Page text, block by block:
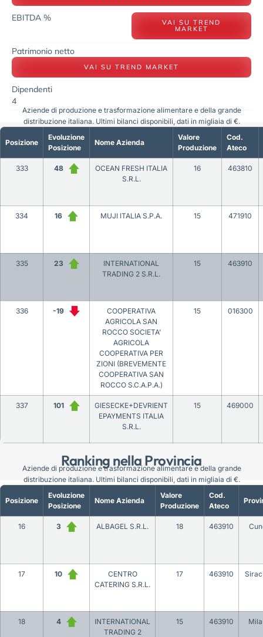
EBITDA % VAI SU TREND
MARKET
Patrimonio netto
VAI SU TREND MARKET
Dipendenti
4
Ranking nella Provincia
Posizione
Evoluzione
Posizione
Nome Azienda
Valore
Produzione
Cod.
Ateco
333 48
OCEAN FRESH ITALIA
S.R.L.
16 463810
334 16 MUJI ITALIA S.P.A. 15 471910
335 23
INTERNATIONAL
TRADING 2 S.R.L.
15 463910
336 -19
COOPERATIVA
AGRICOLA SAN
ROCCO SOCIETA’
AGRICOLA
COOPERATIVA PER
ZIONI (BREVEMENTE
COOPERATIVA SAN
ROCCO S.C.A.P.A.)
15 016300
337 101
GIESECKE+DEVRIENT
EPAYMENTS ITALIA
S.R.L.
15 469000
Aziende di produzione e trasformazione alimentare e della grande
distribuzione italiana. Ultimi bilanci disponibili, dati in migliaia di €.
Posizione
Evoluzione
Posizione
Nome Azienda
Valore
Produzione
Cod.
Ateco
16 3 ALBAGEL S.R.L. 18 463910
17 10
CENTRO
CATERING S.R.L.
17 463910
18 4
INTERNATIONAL
TRADING 2
15 463910
Aziende di produzione e trasformazione alimentare e della grande
distribuzione italiana. Ultimi bilanci disponibili, dati in migliaia di €.